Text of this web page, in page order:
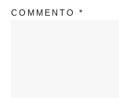
COMMENTO *